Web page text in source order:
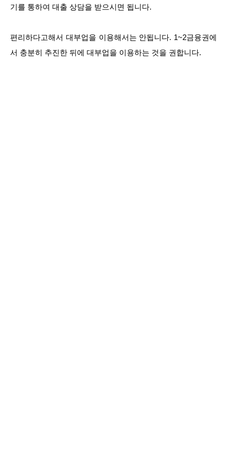
기를 통하여 대출 상담을 받으시면 됩니다.
편리하다고해서 대부업을 이용해서는 안됩니다. 1~2금융권에
서 충분히 추진한 뒤에 대부업을 이용하는 것을 권합니다.